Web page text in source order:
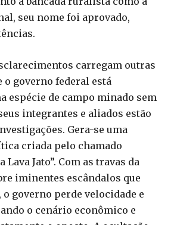
seu nome foi aprovado,
carregam outras
o governo federal está
espécie de campo minado sem
integrantes e aliados estão
Gera-se uma
criada pelo chamado
Jato”. Com as travas da
iminentes escândalos que
governo perde velocidade e
o cenário econômico e